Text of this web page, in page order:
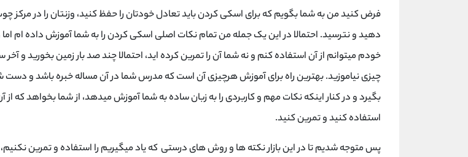
فرض کنید من به شما بگویم که برای اسکی کردن باید تعادل خودتان را حفظ کنید، وزنتان را در مرکز
دهید و نترسید. احتمالا در این یک جمله من تمام نکات اصلی اسکی کردن را به شما آموزش داده ام
خودم میتوانم از آن استفاده کنم و نه شما آن را تمرین کرده اید، احتمالا چند صد بار زمین بخورید و
چیزی نیاموزید. بهترین راه برای آموزش هرچیزی آن است که مدرس شما در آن مساله خبره باشد و دست
بگیرد و در کنار اینکه نکات مهم و کاربردی را به زبان ساده به شما آموزش میدهد، از شما بخواهد که از
استفاده کنید و تمرین کنید.
پس متوجه شدیم تا در این بازار نکته ها و روش های درستی که یاد میگیریم را استفاده و تمرین نکنیم،